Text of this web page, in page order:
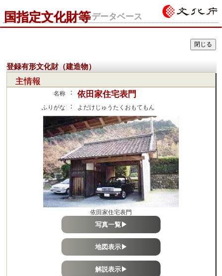
国指定文化財等データベース
登録有形文化財（建造物）
主情報
名称 ： 依田家住宅表門
ふりがな ： よだけじゅうたくおもてもん
依田家住宅表門
写真一覧▶
地図表示▶
解説表示▶